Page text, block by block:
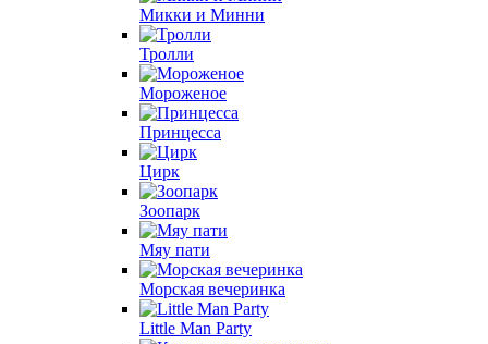
Микки и Минни
Тролли
Мороженое
Принцесса
Цирк
Зоопарк
Мяу пати
Морская вечеринка
Little Man Party